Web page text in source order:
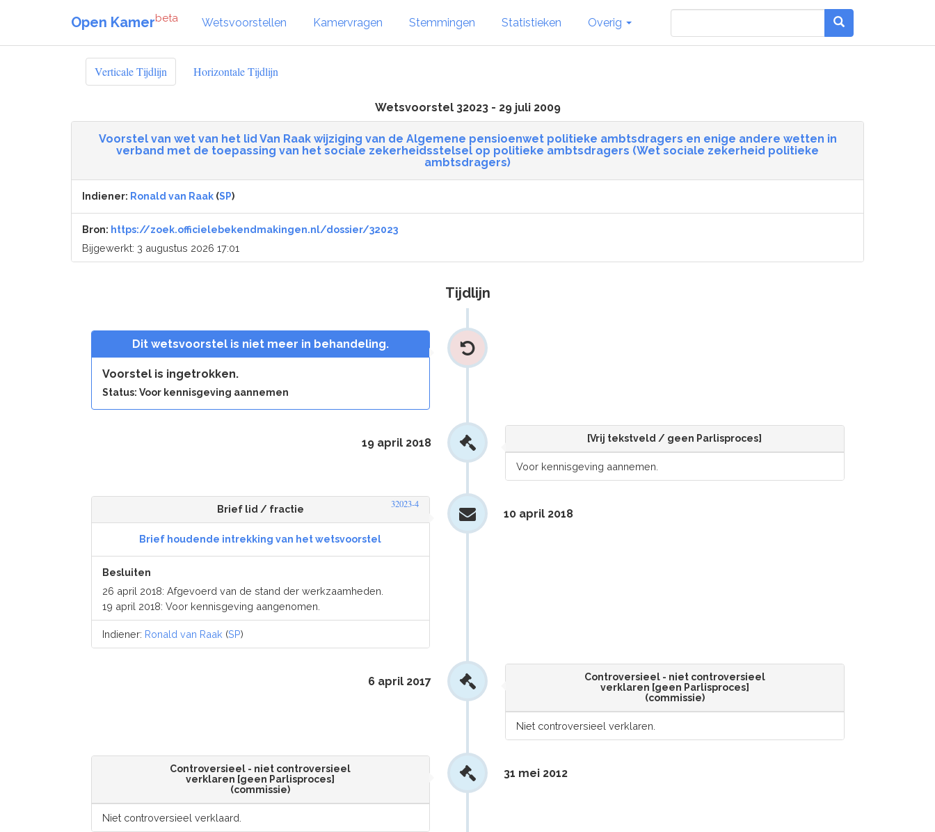
Open Kamerbeta Wetsvoorstellen Kamervragen Stemmingen Statistieken Overig
Verticale Tijdlijn Horizontale Tijdlijn
Wetsvoorstel 32023 - 29 juli 2009
Voorstel van wet van het lid Van Raak wijziging van de Algemene pensioenwet politieke ambtsdragers en enige andere wetten in
verband met de toepassing van het sociale zekerheidsstelsel op politieke ambtsdragers (Wet sociale zekerheid politieke
ambtsdragers)
Indiener: Ronald van Raak (SP)
Bron: https://zoek.officielebekendmakingen.nl/dossier/32023
Bijgewerkt: 3 augustus 2026 17:01
Tijdlijn
Dit wetsvoorstel is niet meer in behandeling.
Voorstel is ingetrokken.
Status: Voor kennisgeving aannemen
[Vrij tekstveld / geen Parlisproces]
Voor kennisgeving aannemen.
19 april 2018
Brief lid / fractie 32023-4
Brief houdende intrekking van het wetsvoorstel
Besluiten
26 april 2018: Afgevoerd van de stand der werkzaamheden.
19 april 2018: Voor kennisgeving aangenomen.
Indiener: Ronald van Raak (SP)
10 april 2018
Controversieel - niet controversieel
verklaren [geen Parlisproces]
(commissie)
Niet controversieel verklaren.
6 april 2017
Controversieel - niet controversieel
verklaren [geen Parlisproces]
(commissie)
Niet controversieel verklaard.
31 mei 2012